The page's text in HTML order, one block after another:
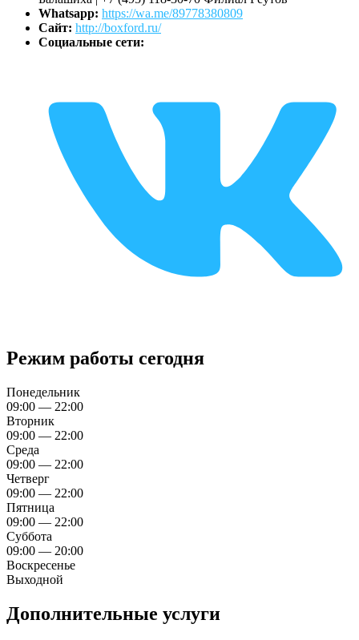
Whatsapp: https://wa.me/89778380809
Сайт: http://boxford.ru/
Социальные сети:
Режим работы сегодня
Понедельник
09:00 — 22:00
Вторник
09:00 — 22:00
Среда
09:00 — 22:00
Четверг
09:00 — 22:00
Пятница
09:00 — 22:00
Суббота
09:00 — 20:00
Воскресенье
Выходной
Дополнительные услуги